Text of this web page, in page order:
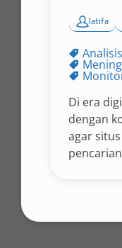
latifa
Di era
dengan
agar